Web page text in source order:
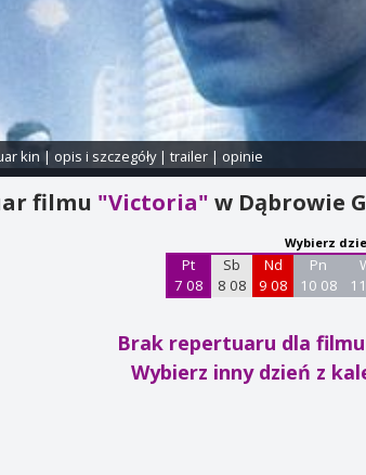
kin | opis i szczegóły| trailer| opinie
filmu "Victoria"w Dąbrowie
Wybierz
Pt
7 08
Sb
8 08
Nd
9 08
Pn
10 08
Brak repertuaru dla
Wybierz inny dzień z